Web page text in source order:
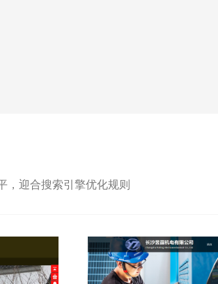
，迎合搜索引擎优化规则